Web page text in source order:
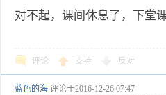
对不起，课间休息了，下堂
评论 支持 反对
蓝色的海 评论于2016-12-26 07:47